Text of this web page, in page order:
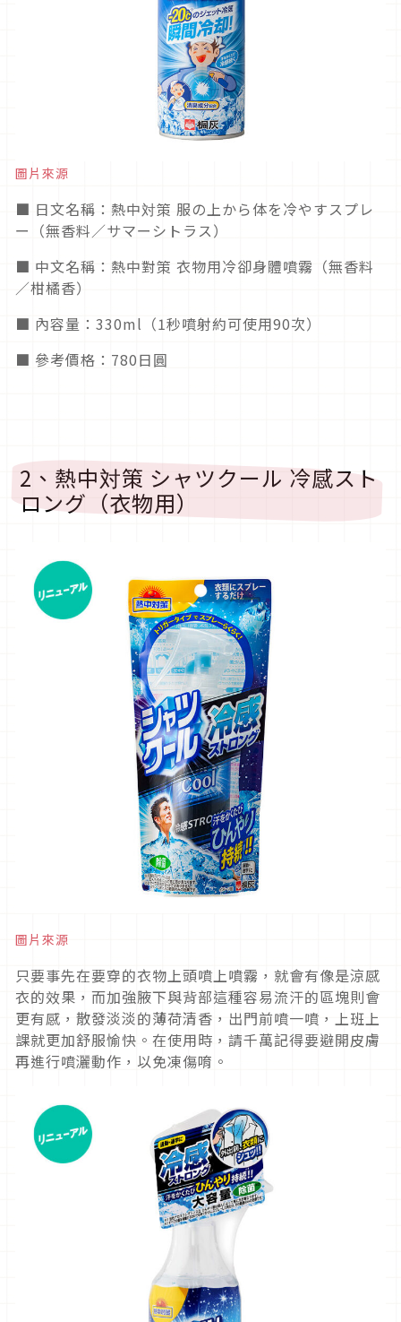
圖片來源
■ 日文名稱：熱中対策 服の上から体を冷やすスプレ
ー（無香料／サマーシトラス）
■ 中文名稱：熱中對策 衣物用冷卻身體噴霧（無香料
／柑橘香）
■ 內容量：330ml（1秒噴射約可使用90次）
■ 參考價格：780日圓
2、熱中対策 シャツクール 冷感スト
ロング（衣物用）
圖片來源
只要事先在要穿的衣物上頭噴上噴霧，就會有像是涼感
衣的效果，而加強腋下與背部這種容易流汗的區塊則會
更有感，散發淡淡的薄荷清香，出門前噴一噴，上班上
課就更加舒服愉快。在使用時，請千萬記得要避開皮膚
再進行噴灑動作，以免凍傷唷。